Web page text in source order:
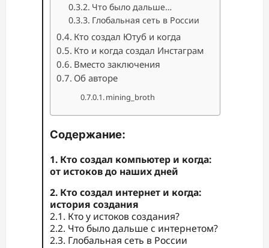
Что было дальше…
Глобальная сеть в России
Кто создал Ютуб и когда
Кто и когда создал Инстаграм
Вместо заключения
Об авторе
mining_broth
Содержание:
1. Кто создал компьютер и когда:
от истоков до наших дней
2. Кто создал интернет и когда:
история создания
2.1. Кто у истоков создания?
2.2. Что было дальше с интернетом?
2.3. Глобальная сеть в России